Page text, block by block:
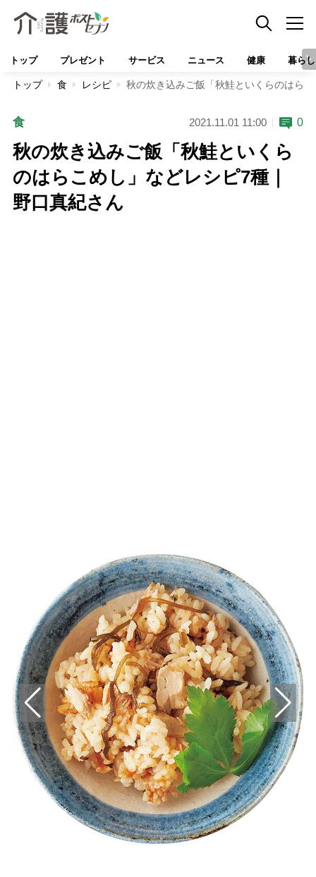
トップ プレゼント サービス ニュース 健康 暮らし
トップ 食 レシピ 秋の炊き込みご飯「秋鮭といくらのはら
食 2021.11.01 11:00 0
秋の炊き込みご飯「秋鮭といくら
のはらこめし」などレシピ7種｜
野口真紀さん